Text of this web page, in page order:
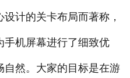
计的关卡布局而著称，
手机屏幕进行了细致优
然。大家的目标是在游